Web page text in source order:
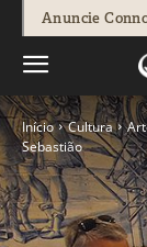
Anuncie
Início Cultura
Sebastião